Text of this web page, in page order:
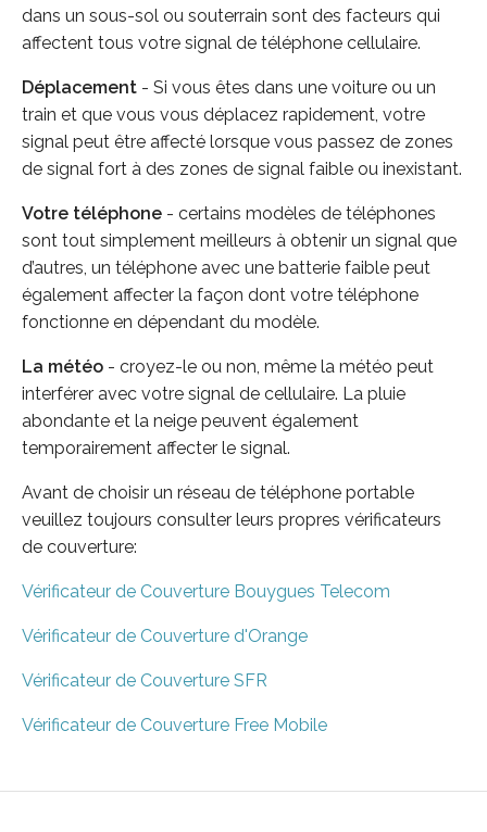
dans un sous-sol ou souterrain sont des facteurs qui
affectent tous votre signal de téléphone cellulaire.
Déplacement - Si vous êtes dans une voiture ou un
train et que vous vous déplacez rapidement, votre
signal peut être affecté lorsque vous passez de zones
de signal fort à des zones de signal faible ou inexistant.
Votre téléphone - certains modèles de téléphones
sont tout simplement meilleurs à obtenir un signal que
d’autres, un téléphone avec une batterie faible peut
également affecter la façon dont votre téléphone
fonctionne en dépendant du modèle.
La météo - croyez-le ou non, même la météo peut
interférer avec votre signal de cellulaire. La pluie
abondante et la neige peuvent également
temporairement affecter le signal.
Avant de choisir un réseau de téléphone portable
veuillez toujours consulter leurs propres vérificateurs
de couverture:
Vérificateur de Couverture Bouygues Telecom
Vérificateur de Couverture d'Orange
Vérificateur de Couverture SFR
Vérificateur de Couverture Free Mobile